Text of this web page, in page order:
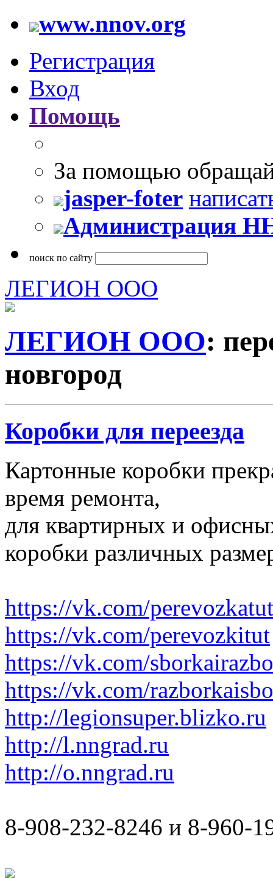
www.nnov.org
Регистрация
Вход
Помощь
За помощью
jasper-foter
Администрация
поиск по сайту
ЛЕГИОН ООО
ЛЕГИОН ООО:
новгород
Коробки для переезда
Картонные коробки
время ремонта,
для квартирных и
коробки различных
https://vk.com/perevozkatut
https://vk.com/perevozkitut
https://vk.com/
https://vk.com/
http://legionsuper.blizko.ru
http://l.nngrad.ru
http://o.nngrad.ru
8-908-232-8246 и 8-960-